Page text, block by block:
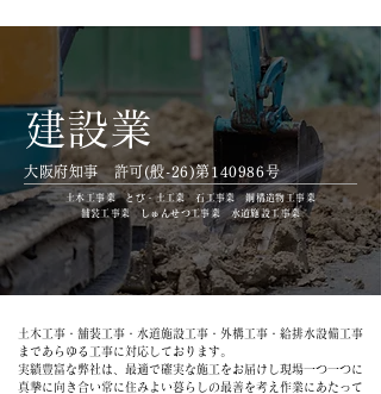
建設業
大阪府知事 許可(般-26)第140986号
土木工事業 とび・土工業 石工事業 鋼構造物工事業
舗装工事業 しゅんせつ工事業​ 水道施設工事業
土木工事・舗装工事・水道施設工事・外構工事・給排水設備工事
まであらゆる工事に対応しております。
実績豊富な弊社は、最適で確実な施工をお届けし現場一つ一つに
真摯に向き合い常に住みよい暮らしの最善を考え作業にあたって